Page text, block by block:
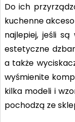
Do ich
kuchenne
najlepiej, jeśli
estetyczne
a także
wyśmienite
kilka modeli i
pochodzą ze